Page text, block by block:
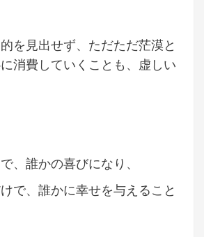
を見出せず、ただただ茫漠と
消費していくことも、虚しい
、誰かの喜びになり、
で、誰かに幸せを与えること